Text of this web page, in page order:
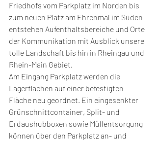
Friedhofs vom Parkplatz im Norden bis
zum neuen Platz am Ehrenmal im Süden
entstehen Aufenthaltsbereiche und Orte
der Kommunikation mit Ausblick unsere
tolle Landschaft bis hin in Rheingau und
Rhein-Main Gebiet.
Am Eingang Parkplatz werden die
Lagerflächen auf einer befestigten
Fläche neu geordnet. Ein eingesenkter
Grünschnittcontainer, Split- und
Erdaushubboxen sowie Müllentsorgung
können über den Parkplatz an- und